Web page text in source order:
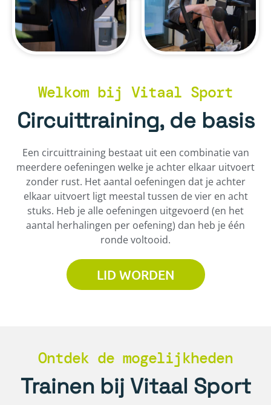
Welkom bij Vitaal Sport
Circuittraining, de basis
Een circuittraining bestaat uit een combinatie van
meerdere oefeningen welke je achter elkaar uitvoert
zonder rust. Het aantal oefeningen dat je achter
elkaar uitvoert ligt meestal tussen de vier en acht
stuks. Heb je alle oefeningen uitgevoerd (en het
aantal herhalingen per oefening) dan heb je één
ronde voltooid.
LID WORDEN
Ontdek de mogelijkheden
Trainen bij Vitaal Sport